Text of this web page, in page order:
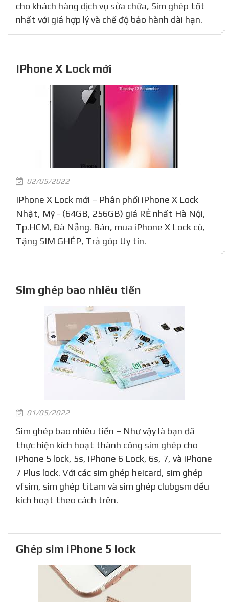
cho khách hàng dịch vụ sửa chữa, Sim ghép tốt
nhất với giá hợp lý và chế độ bảo hành dài hạn.
IPhone X Lock mới
02/05/2022
IPhone X Lock mới – Phân phối iPhone X Lock
Nhật, Mỹ - (64GB, 256GB) giá RẺ nhất Hà Nội,
Tp.HCM, Đà Nẵng. Bán, mua iPhone X Lock cũ,
Tặng SIM GHÉP, Trả góp Uy tín.
Sim ghép bao nhiêu tiền
01/05/2022
Sim ghép bao nhiêu tiền – Như vậy là bạn đã
thực hiện kích hoạt thành công sim ghép cho
iPhone 5 lock, 5s, iPhone 6 Lock, 6s, 7, và iPhone
7 Plus lock. Với các sim ghép heicard, sim ghép
vfsim, sim ghép titam và sim ghép clubgsm đều
kích hoạt theo cách trên.
Ghép sim iPhone 5 lock